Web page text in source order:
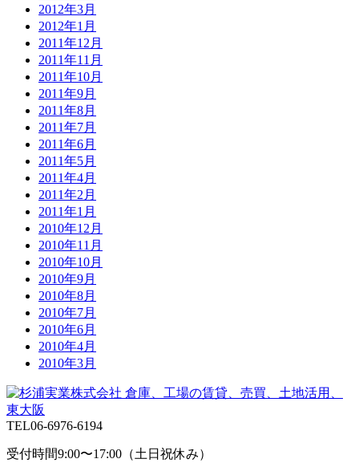
2012年3月
2012年1月
2011年12月
2011年11月
2011年10月
2011年9月
2011年8月
2011年7月
2011年6月
2011年5月
2011年4月
2011年2月
2011年1月
2010年12月
2010年11月
2010年10月
2010年9月
2010年8月
2010年7月
2010年6月
2010年4月
2010年3月
TEL06-6976-6194
受付時間9:00〜17:00（土日祝休み）